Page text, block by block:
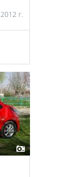
2012 г.